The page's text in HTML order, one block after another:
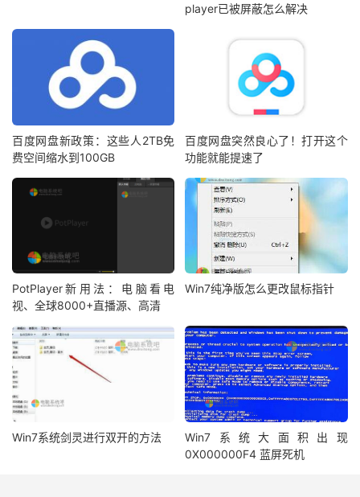
player已被屏蔽怎么解决
百度网盘新政策：这些人2TB免
费空间缩水到100GB
百度网盘突然良心了！打开这个
功能就能提速了
PotPlayer新用法：电脑看电
视、全球8000+直播源、高清
Win7纯净版怎么更改鼠标指针
Win7系统剑灵进行双开的方法
Win7系统大面积出现
0X000000F4 蓝屏死机